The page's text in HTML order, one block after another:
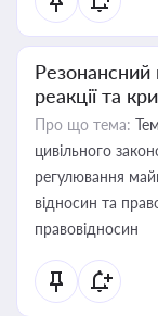
Резонансний
реакції та
Про що тема:
цивільного
регулювання
відносин та
правовідносин